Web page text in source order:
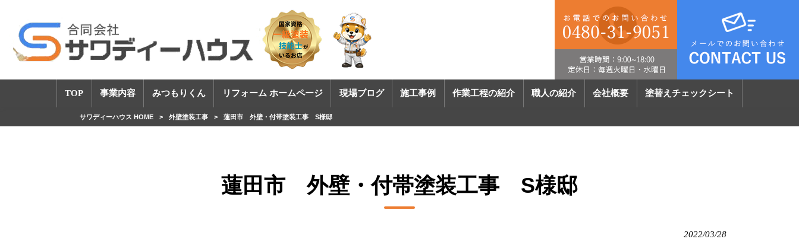
TOP 事業内容 みつもりくん リフォーム ホームページ 現場ブログ 施工事例 作業工程の紹介 職人の紹介 会社概要 塗替えチェックシート
サワディーハウス HOME > 外壁塗装工事 > 蓮田市 外壁・付帯塗装工事 S様邸
蓮田市 外壁・付帯塗装工事 S様邸
2022/03/28